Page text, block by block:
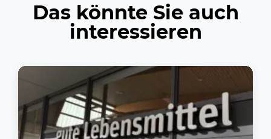
Das könnte Sie auch
interessieren